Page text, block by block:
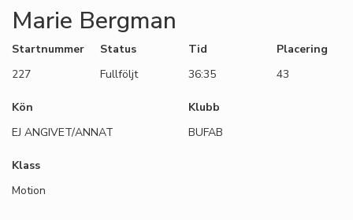
Marie Bergman
Startnummer
227
Status
Fullföljt
Tid
36:35
Placering
43
Kön
EJ ANGIVET/ANNAT
Klubb
BUFAB
Klass
Motion